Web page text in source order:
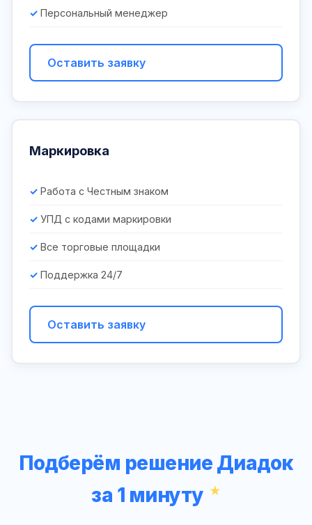
Персональный менеджер
Оставить заявку
Маркировка
Работа с Честным знаком
УПД с кодами маркировки
Все торговые площадки
Поддержка 24/7
Оставить заявку
Подберём решение Диадок
за 1 минуту